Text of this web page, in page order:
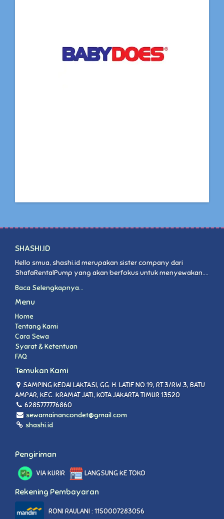
SHASHI.ID
Hello smua, shashi.id merupakan sister company dari
ShafaRentalPump yang akan berfokus untuk menyewakan....
Baca Selengkapnya...
Menu
Home
Tentang Kami
Cara Sewa
Syarat & Ketentuan
FAQ
Temukan Kami
SAMPING KEDAI LAKTASI, GG. H. LATIF NO.19, RT.3/RW.3, BATU
AMPAR, KEC. KRAMAT JATI, KOTA JAKARTA TIMUR 13520
6285777776860
sewamainancondet@gmail.com
shashi.id
Pengiriman
VIA KURIR LANGSUNG KE TOKO
Rekening Pembayaran
RONI RAULANI : 1150007283056